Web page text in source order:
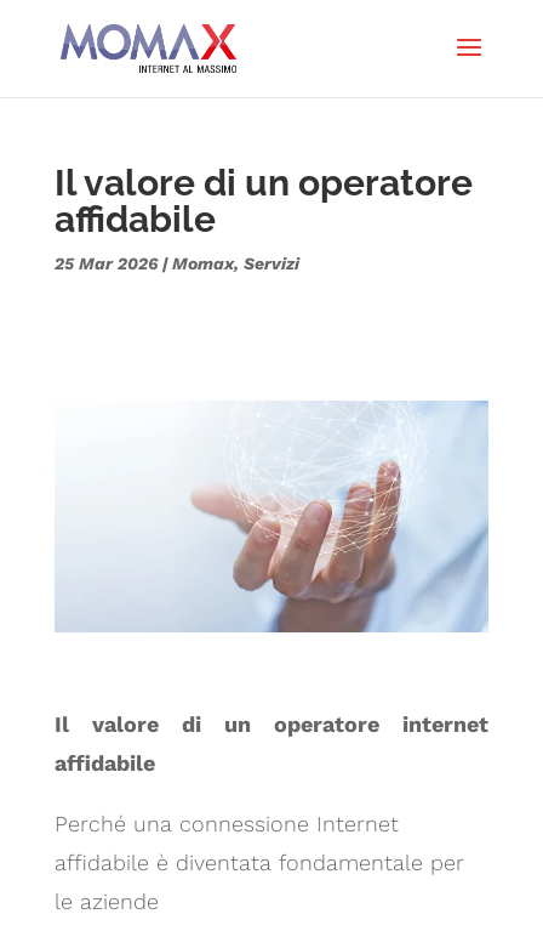
Il valore di un operatore
affidabile
25 Mar 2026|Momax, Servizi
Il valore di un operatore internet
affidabile
Perché una connessione Internet
affidabile è diventata fondamentale per
le aziende